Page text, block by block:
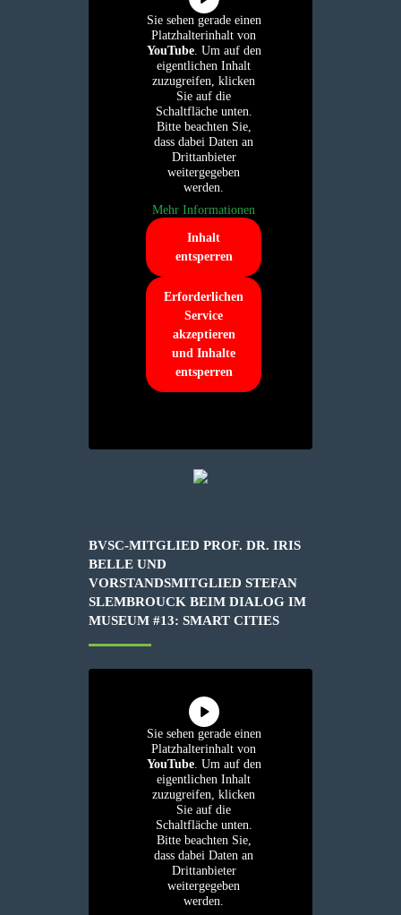
Sie sehen gerade einen
Platzhalterinhalt von
YouTube. Um auf den
eigentlichen Inhalt
zuzugreifen, klicken
Sie auf die
Schaltfläche unten.
Bitte beachten Sie,
dass dabei Daten an
Drittanbieter
weitergegeben
werden.
Mehr Informationen
Inhalt
entsperren
Erforderlichen
Service
akzeptieren
und Inhalte
entsperren
BVSC-MITGLIED PROF. DR. IRIS
BELLE UND
VORSTANDSMITGLIED STEFAN
SLEMBROUCK BEIM DIALOG IM
MUSEUM #13: SMART CITIES
Sie sehen gerade einen
Platzhalterinhalt von
YouTube. Um auf den
eigentlichen Inhalt
zuzugreifen, klicken
Sie auf die
Schaltfläche unten.
Bitte beachten Sie,
dass dabei Daten an
Drittanbieter
weitergegeben
werden.